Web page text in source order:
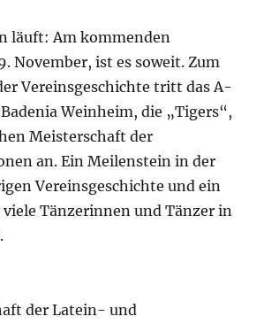
läuft: Am kommenden
November, ist es soweit. Zum
Vereinsgeschichte tritt das A-
Weinheim, die „Tigers“,
Meisterschaft der
an. Ein Meilenstein in der
Vereinsgeschichte und ein
Tänzerinnen und Tänzer in
der Latein- und